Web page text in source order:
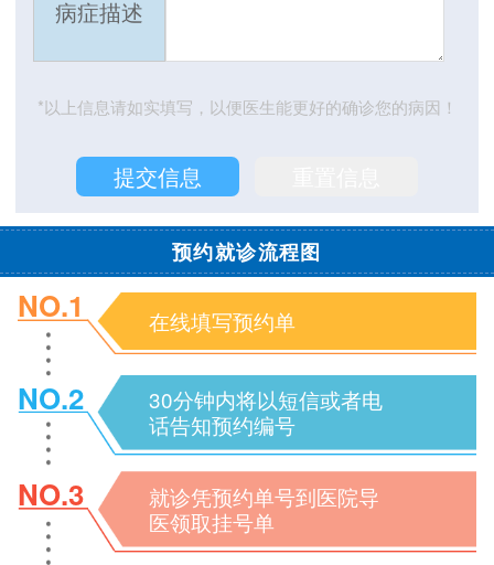
病症描述
*以上信息请如实填写，以便医生能更好的确诊您的病因！
预约就诊流程图
NO.1 在线填写预约单
NO.2
30分钟内将以短信或者电
话告知预约编号
NO.3
就诊凭预约单号到医院导
医领取挂号单